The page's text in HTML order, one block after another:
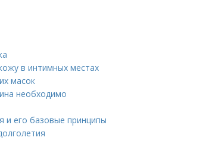
в интимных местах
масок
необходимо
и его базовые принципы